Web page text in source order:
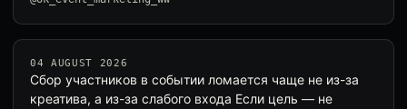
04 AUGUST 2026
Сбор участников в событии ломается чаще не из-за
креатива, а из-за слабого входа Если цель — не